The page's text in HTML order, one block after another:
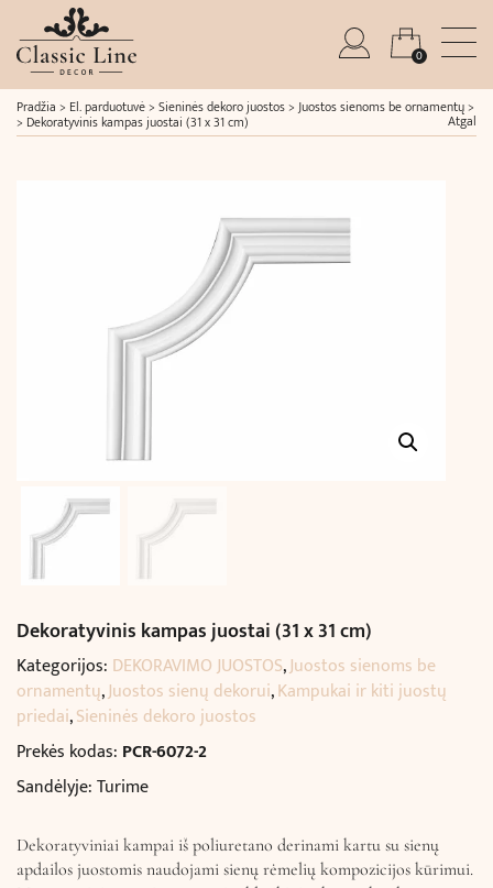
0
Pradžia > El. parduotuvė> Sieninės dekoro juostos>Juostos sienoms be ornamentų>
> Dekoratyvinis kampas juostai (31 x 31 cm) Atgal
Dekoratyvinis kampas juostai (31 x 31 cm)
Kategorijos: DEKORAVIMO JUOSTOS,Juostos sienoms be
ornamentų,Juostos sienų dekorui,Kampukai ir kiti juostų
priedai,Sieninės dekoro juostos
Prekės kodas: PCR-6072-2
Sandėlyje: Turime
Dekoratyviniai kampai iš poliuretano derinami kartu su sienų
apdailos juostomis naudojami sienų rėmelių kompozicijos kūrimui.